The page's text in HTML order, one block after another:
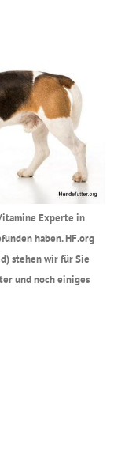
Experte in
haben. HF.org
stehen wir für Sie
und noch einiges